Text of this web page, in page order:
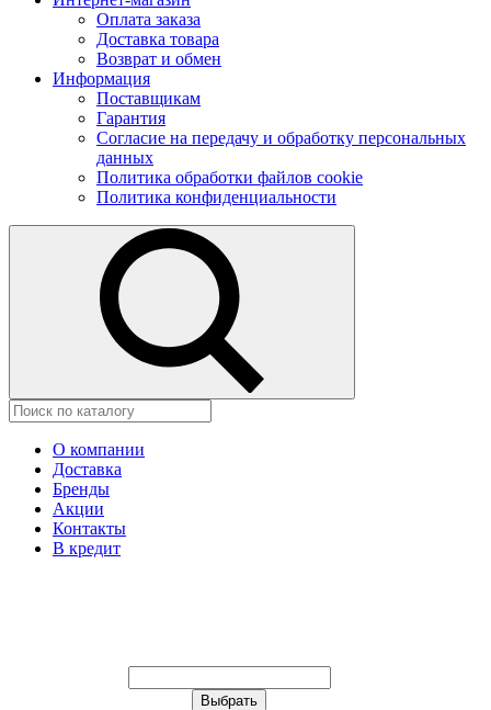
Оплата заказа
Доставка товара
Возврат и обмен
Информация
Поставщикам
Гарантия
Согласие на передачу и обработку персональных
данных
Политика обработки файлов cookie
Политика конфиденциальности
О компании
Доставка
Бренды
Акции
Контакты
В кредит